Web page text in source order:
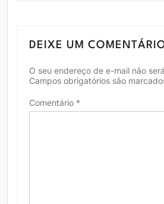
DEIXE UM
O seu endereço de e-mail não
Campos obrigatórios são
Comentário *